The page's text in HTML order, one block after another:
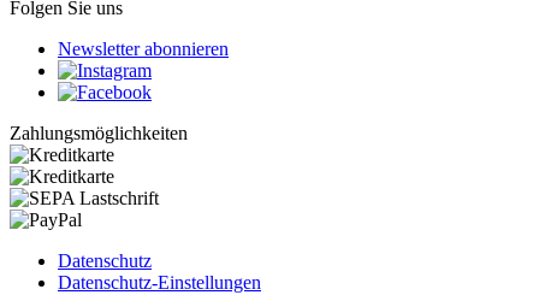
Folgen Sie uns
Newsletter abonnieren
Zahlungsmöglichkeiten
Datenschutz
Datenschutz-Einstellungen